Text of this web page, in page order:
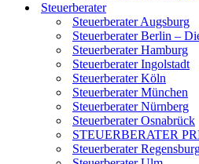
Steuerberater
Steuerberater Augsburg
Steuerberater Berlin –
Steuerberater Hamburg
Steuerberater Ingolstadt
Steuerberater Köln
Steuerberater München
Steuerberater Nürnberg
Steuerberater Osnabrück
STEUERBERATER
Steuerberater